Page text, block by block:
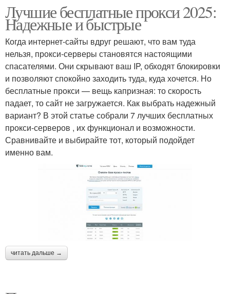
Лучшие бесплатные прокси 2025:
Надежные и быстрые
Когда интернет-сайты вдруг решают, что вам туда
нельзя, прокси-серверы становятся настоящими
спасателями. Они скрывают ваш IP, обходят блокировки
и позволяют спокойно заходить туда, куда хочется. Но
бесплатные прокси — вещь капризная: то скорость
падает, то сайт не загружается. Как выбрать надежный
вариант? В этой статье собрали 7 лучших бесплатных
прокси-серверов , их функционал и возможности.
Сравнивайте и выбирайте тот, который подойдет
именно вам.
читать дальше →